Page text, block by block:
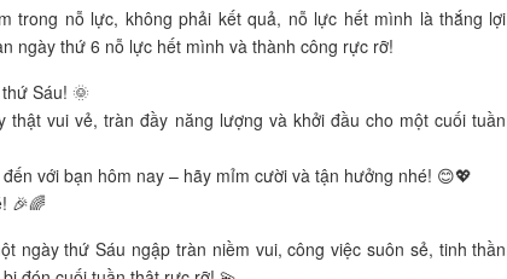
trong nỗ lực, không phải kết quả, nỗ lực hết mình là thắng lợi
ngày thứ 6 nỗ lực hết mình và thành công rực rỡ!
Sáu! 🌞
thật vui vẻ, tràn đầy năng lượng và khởi đầu cho một cuối tuần
với bạn hôm nay – hãy mỉm cười và tận hưởng nhé! 😊💖
🎉🌈
ngày thứ Sáu ngập tràn niềm vui, công việc suôn sẻ, tinh thần